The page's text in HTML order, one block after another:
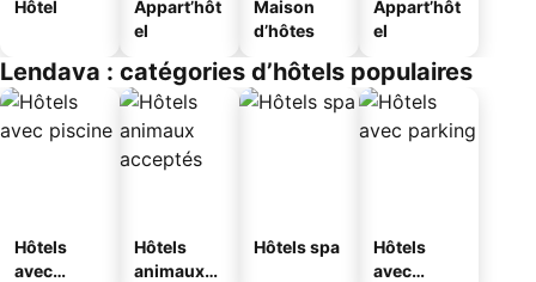
Hôtel
Appart’hôt
el
Maison
d’hôtes
Appart’hôt
el
Lendava : catégories d’hôtels populaires
Hôtels
avec
Hôtels
animaux
Hôtels spa
Hôtels
avec